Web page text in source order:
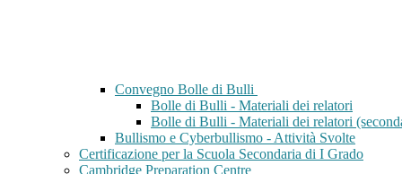
Convegno Bolle di Bulli
Bolle di Bulli - Materiali dei relatori
Bolle di Bulli - Materiali dei relatori
Bullismo e Cyberbullismo - Attività Svolte
Certificazione per la Scuola Secondaria di I Grado
Cambridge Preparation Centre